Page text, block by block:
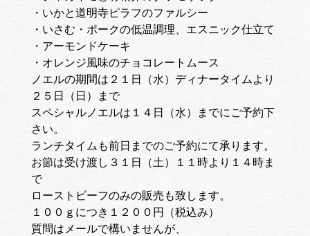
・いかと道明寺ピラフのファルシー
・いさむ・ポークの低温調理、エスニック仕立て
・アーモンドケーキ
・オレンジ風味のチョコレートムース
ノエルの期間は２１日（水）ディナータイムより
２５日（日）まで
スペシャルノエルは１４日（水）までにご予約下
さい。
ランチタイムも前日までのご予約にて承ります。
お節は受け渡し３１日（土）１１時より１４時ま
で
ローストビーフのみの販売も致します。
１００ｇにつき１２００円（税込み）
質問はメールで構いませんが、